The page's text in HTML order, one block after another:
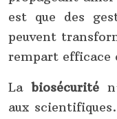
est que des
peuvent
rempart efficace
La biosécurité
aux